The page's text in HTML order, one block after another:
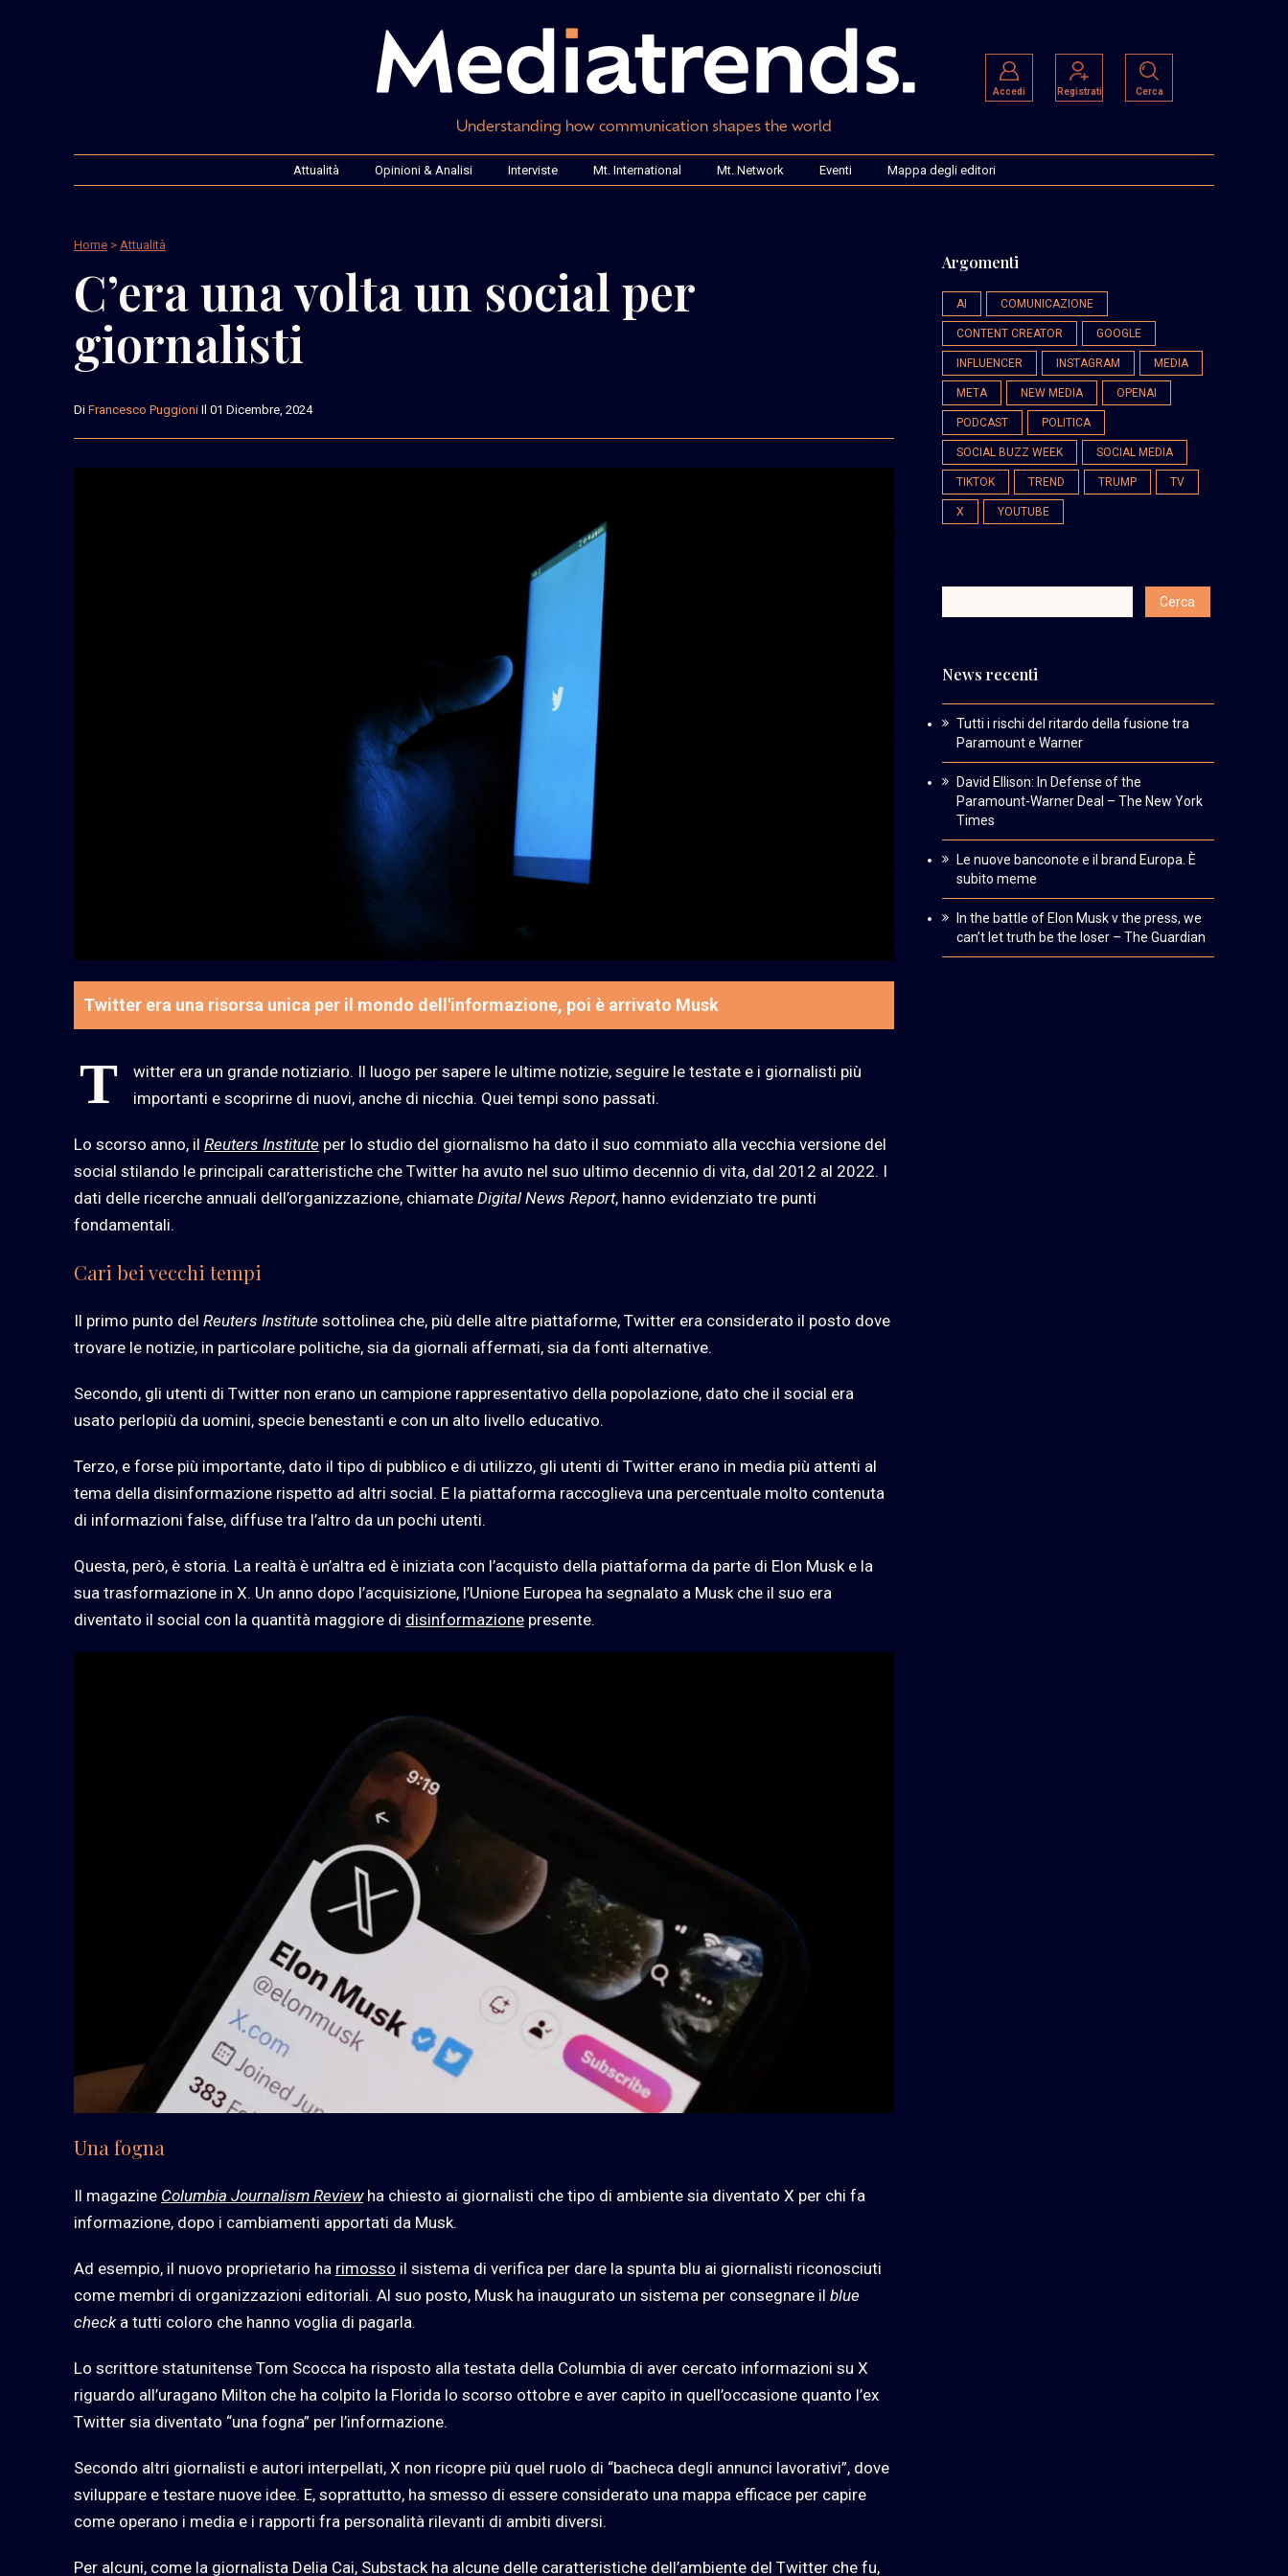
Understanding how communication shapes the world
Accedi Registrati Cerca
Attualità Opinioni & Analisi Interviste Mt. International Mt. Network Eventi Mappa degli editori
Home > Attualità
C’era una volta un social per
giornalisti
Di Francesco Puggioni Il 01 Dicembre, 2024
Twitter era una risorsa unica per il mondo dell'informazione, poi è arrivato Musk
T
witter era un grande notiziario. Il luogo per sapere le ultime notizie, seguire le testate e i giornalisti più
importanti e scoprirne di nuovi, anche di nicchia. Quei tempi sono passati.
Lo scorso anno, il Reuters Institute per lo studio del giornalismo ha dato il suo commiato alla vecchia versione del
social stilando le principali caratteristiche che Twitter ha avuto nel suo ultimo decennio di vita, dal 2012 al 2022. I
dati delle ricerche annuali dell’organizzazione, chiamate Digital News Report, hanno evidenziato tre punti
fondamentali.
Cari bei vecchi tempi
Il primo punto del Reuters Institute sottolinea che, più delle altre piattaforme, Twitter era considerato il posto dove
trovare le notizie, in particolare politiche, sia da giornali affermati, sia da fonti alternative.
Secondo, gli utenti di Twitter non erano un campione rappresentativo della popolazione, dato che il social era
usato perlopiù da uomini, specie benestanti e con un alto livello educativo.
Terzo, e forse più importante, dato il tipo di pubblico e di utilizzo, gli utenti di Twitter erano in media più attenti al
tema della disinformazione rispetto ad altri social. E la piattaforma raccoglieva una percentuale molto contenuta
di informazioni false, diffuse tra l’altro da un pochi utenti.
Questa, però, è storia. La realtà è un’altra ed è iniziata con l’acquisto della piattaforma da parte di Elon Musk e la
sua trasformazione in X. Un anno dopo l’acquisizione, l’Unione Europea ha segnalato a Musk che il suo era
diventato il social con la quantità maggiore di disinformazione presente.
Una fogna
Il magazine Columbia Journalism Reviewha chiesto ai giornalisti che tipo di ambiente sia diventato X per chi fa
informazione, dopo i cambiamenti apportati da Musk.
Ad esempio, il nuovo proprietario ha rimosso il sistema di verifica per dare la spunta blu ai giornalisti riconosciuti
come membri di organizzazioni editoriali. Al suo posto, Musk ha inaugurato un sistema per consegnare il blue
checka tutti coloro che hanno voglia di pagarla.
Lo scrittore statunitense Tom Scocca ha risposto alla testata della Columbia di aver cercato informazioni su X
riguardo all’uragano Milton che ha colpito la Florida lo scorso ottobre e aver capito in quell’occasione quanto l’ex
Twitter sia diventato “una fogna” per l’informazione.
Secondo altri giornalisti e autori interpellati, X non ricopre più quel ruolo di “bacheca degli annunci lavorativi”, dove
sviluppare e testare nuove idee. E, soprattutto, ha smesso di essere considerato una mappa efficace per capire
come operano i media e i rapporti fra personalità rilevanti di ambiti diversi.
Per alcuni, come la giornalista Delia Cai, Substack ha alcune delle caratteristiche dell’ambiente del Twitter che fu,
Argomenti
AI COMUNICAZIONE
CONTENT CREATOR GOOGLE
INFLUENCER INSTAGRAM MEDIA
META NEW MEDIA OPENAI
PODCAST POLITICA
SOCIAL BUZZ WEEK SOCIAL MEDIA
TIKTOK TREND TRUMP TV
X YOUTUBE
News recenti
Tutti i rischi del ritardo della fusione tra
Paramount e Warner
David Ellison: In Defense of the
Paramount-Warner Deal – The New York
Times
Le nuove banconote e il brand Europa. È
subito meme
In the battle of Elon Musk v the press, we
can’t let truth be the loser – The Guardian